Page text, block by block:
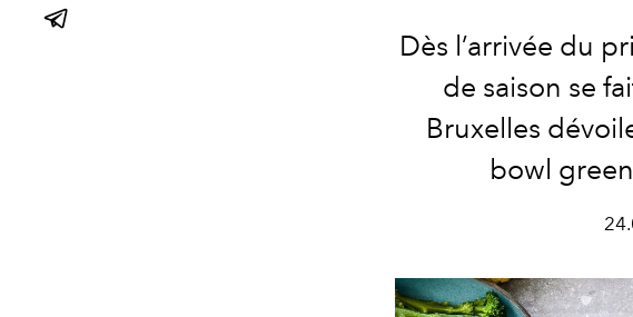
Dès l’arrivée du
de saison se
Bruxelles
bowl